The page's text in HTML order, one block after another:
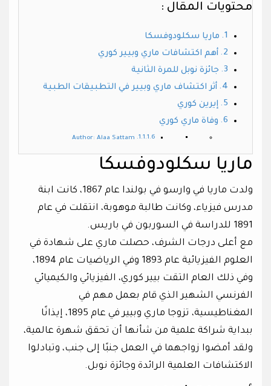
محتويات المقال :
ماريا سكلودوفسكا
أهم اكتشافات ماري وبيير كوري
جائزة نوبل للمرة الثانية
أثر اكتشاف ماري وبيير في التطبيقات الطبية
إيرين كوري
وفاة ماري كوري
Author: Alaa Sattam
ماريا سكلودوفسكا
ولدت ماريا في وارسو في بولندا عام 1867، كانت ابنة
مدرس فيزياء، وكانت طالبة موهوبة، انتقلت في عام
1891 للدراسة في السوربون في باريس.
مع أعلى درجات الشرف، حصلت ماري على شهادة في
العلوم الفيزيائية عام 1893 وفي الرياضيات عام 1894،
وفي ذلك العام التقت بيير كوري، الفيزيائي والكيميائي
الفرنسي الشهير الذي قام بعمل مهم في
المغناطيسية، تزوجا ماري وبيير في عام 1895، إيذانًا
ببداية شراكة علمية من شأنها أن تحقق شهرة عالمية،
ولقد أمضوا زواجهما في العمل جنبًا إلى جنب، وتبادلوا
الاكتشافات العلمية الرائدة وجائزة نوبل.